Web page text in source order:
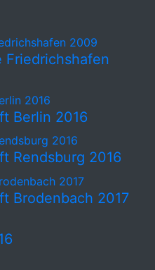
Friedrichshafen
Berlin 2016
Rendsburg 2016
Brodenbach 2017